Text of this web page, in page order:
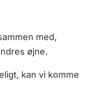
med,
øjne.
kan vi komme